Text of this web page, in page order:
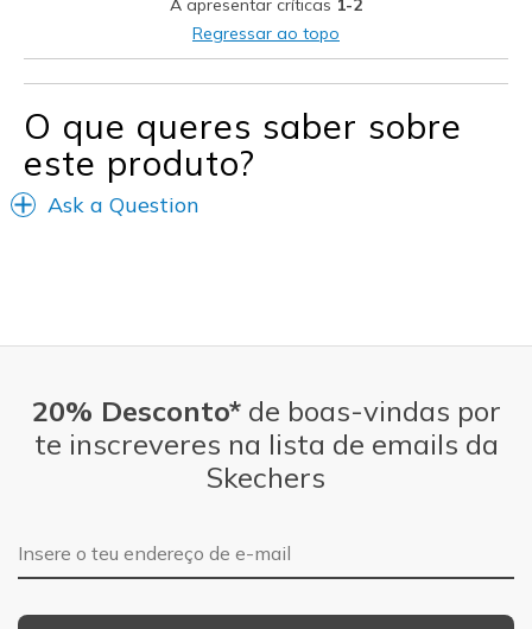
Feels true to width
Sizing
Feels true to size
View On Shoes
Shoes are for Wearing
A apresentar críticas 1-2
Regressar ao topo
O que queres saber sobre
este produto?
Ask a Question
20% Desconto*de boas-vindas por
te inscreveres na lista de emails da
Skechers
Endereço de e-mail